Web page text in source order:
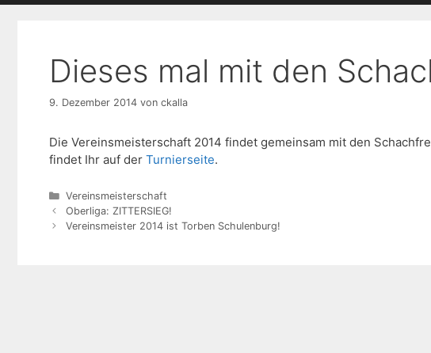
Dieses mal mit den
9. Dezember 2014 von ckalla
Die Vereinsmeisterschaft 2014 findet gemeinsam mit den
findet Ihr auf der Turnierseite.
Kategorien
Vereinsmeisterschaft
Oberliga: ZITTERSIEG!
Vereinsmeister 2014 ist Torben Schulenburg!